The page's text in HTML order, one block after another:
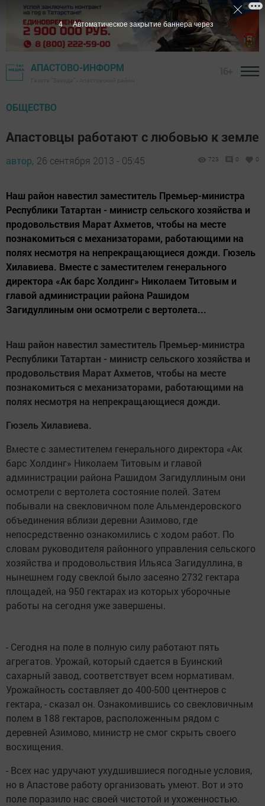
АПАСТОВО-ИНФОРМ
ОБЩЕСТВО
Апастовцы работают с любовью к земле
автор, 26 сентября 2013 - 05:45 723 0 0
Наш район навестил заместитель Премьер-министра
Республики Татартан - министр сельского хозяйства и
продовольствия Марат Ахметов, чтобы на месте
познакомиться с механизаторами, работающими на
полях несмотря на непрекращающиеся дожди. Гюзель
Хилавиева. Вместе с заместителем генерального
директора «Ак барс Холдинг» Николаем Титовым и
главой администрации района Рашидом
Загидуллиным они осмотрели с вертолета...
Наш район навестил заместитель Премьер-министра
Республики Татартан - министр сельского хозяйства и
продовольствия Марат Ахметов, чтобы на месте
познакомиться с механизаторами, работающими на
полях несмотря на непрекращающиеся дожди.
Гюзель Хилавиева.
Вместе с заместителем генерального директора «Ак
барс Холдинг» Николаем Титовым и главой
администрации района Рашидом Загидуллиным они
осмотрели с вертолета состояние полей. Затем
побывали на свекловичном поле Альмендеровского
объединения вблизи деревни Азимово, где
непосредственно ознакомились с ходом работ. По
словам руководителя районного управления сельского
хозяйства и продовольствия Ильяса Загидуллина, в
нынешнем году свеклой было засеяно 2732 гектара
площадей, на 950 гектарах из которых уборочные
работы на сегодня уже завершены.
- Сегодня на поле в полную силу работают пять
агрегатов. Урожай, который сдается в Буинский
сахарный завод, соответствует всем нормативам.
Урожайность составляет до 400-500 центнеров с
гектара, - сказал он. Ознакомившись со свекловичным
полем в 188 гектаров, расположенным рядом с
деревней Азимово, министр не смог скрыть своего
восхищения.
- Всех нас удручают ухудшившиеся погодные условия,
но в Апастове работу организовать умеют. Вот и это
поле поразило нас своей чистотой и ухоженностью.
3 Автоматическое закрытие баннера через